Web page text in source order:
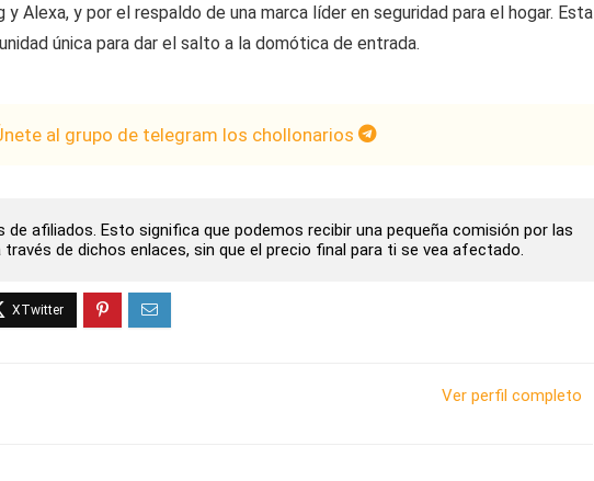
Alexa, y por el respaldo de una marca líder en seguridad para el hogar. Esta
única para dar el salto a la domótica de entrada.
al grupo de telegram los chollonarios
afiliados. Esto significa que podemos recibir una pequeña comisión por las
de dichos enlaces, sin que el precio final para ti se vea afectado.
Ver perfil completo